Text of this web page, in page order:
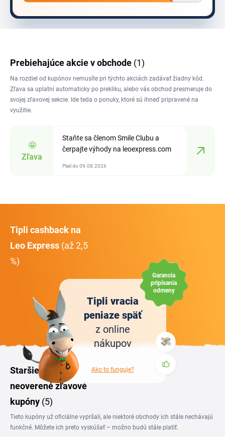
Prebiehajúce akcie v obchode (1)
Na rozdiel od kupónov nemusíte pri týchto akciách zadávať žiadny kód.
Zľava sa uplatní automaticky po prekliku, alebo vás obchod presmeruje do
svojej zľavovej sekcie. Ide teda o ponuky, ktoré sú ihneď pripravené na
využitie.
🤩
Zľava
Staňte sa členom Smile Clubu a
čerpajte výhody na leoexpress.com
Platí do 09.08.2026
Tipli cashback na
Leo Express (až 2,5
%)
Tipli vracia
peniaze späť
z online
nákupov
Ako to funguje?
Garancia
pripísania
odmeny
Staršie alebo
neoverené zľavové
kupóny (5)
Tieto kupóny už oficiálne vypršali, ale niektoré obchody ich stále nechávajú
funkčné. Môžete ich preto vyskúšať – možno budú stále platiť.